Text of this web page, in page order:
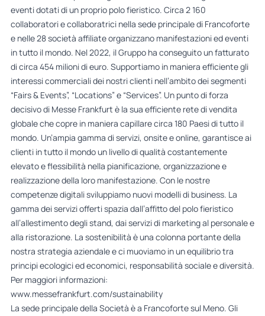
eventi dotati di un proprio polo fieristico. Circa 2 160
collaboratori e collaboratrici nella sede principale di Francoforte
e nelle 28 società affiliate organizzano manifestazioni ed eventi
in tutto il mondo. Nel 2022, il Gruppo ha conseguito un fatturato
di circa 454 milioni di euro. Supportiamo in maniera efficiente gli
interessi commerciali dei nostri clienti nell’ambito dei segmenti
“Fairs & Events”, “Locations” e “Services”. Un punto di forza
decisivo di Messe Frankfurt è la sua efficiente rete di vendita
globale che copre in maniera capillare circa 180 Paesi di tutto il
mondo. Un’ampia gamma di servizi, onsite e online, garantisce ai
clienti in tutto il mondo un livello di qualità costantemente
elevato e flessibilità nella pianificazione, organizzazione e
realizzazione della loro manifestazione. Con le nostre
competenze digitali sviluppiamo nuovi modelli di business. La
gamma dei servizi offerti spazia dall’affitto del polo fieristico
all’allestimento degli stand, dai servizi di marketing al personale e
alla ristorazione. La sostenibilità è una colonna portante della
nostra strategia aziendale e ci muoviamo in un equilibrio tra
principi ecologici ed economici, responsabilità sociale e diversità.
Per maggiori informazioni:
www.messefrankfurt.com/sustainability
La sede principale della Società è a Francoforte sul Meno. Gli